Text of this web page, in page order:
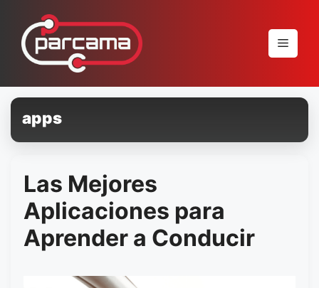
conteúdo
Menu
apps
Las Mejores
Aplicaciones para
Aprender a Conducir